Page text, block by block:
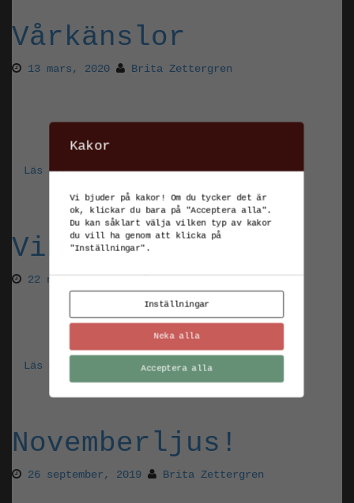
Vårkänslor
13 mars, 2020 Brita Zettergren
blommor och påskens pynt.
Läs mer ›
Vinter
22 november, 2019 Brita Zettergren
Nu har Nora trädgård vintervila, rabatterna är
täckta med löv
Läs mer ›
Novemberljus!
26 september, 2019 Brita Zettergren
Kakor
Vi bjuder på kakor! Om du tycker det är
ok, klickar du bara på "Acceptera alla".
Du kan såklart välja vilken typ av kakor
du vill ha genom att klicka på
"Inställningar".
Inställningar
Neka alla
Acceptera alla